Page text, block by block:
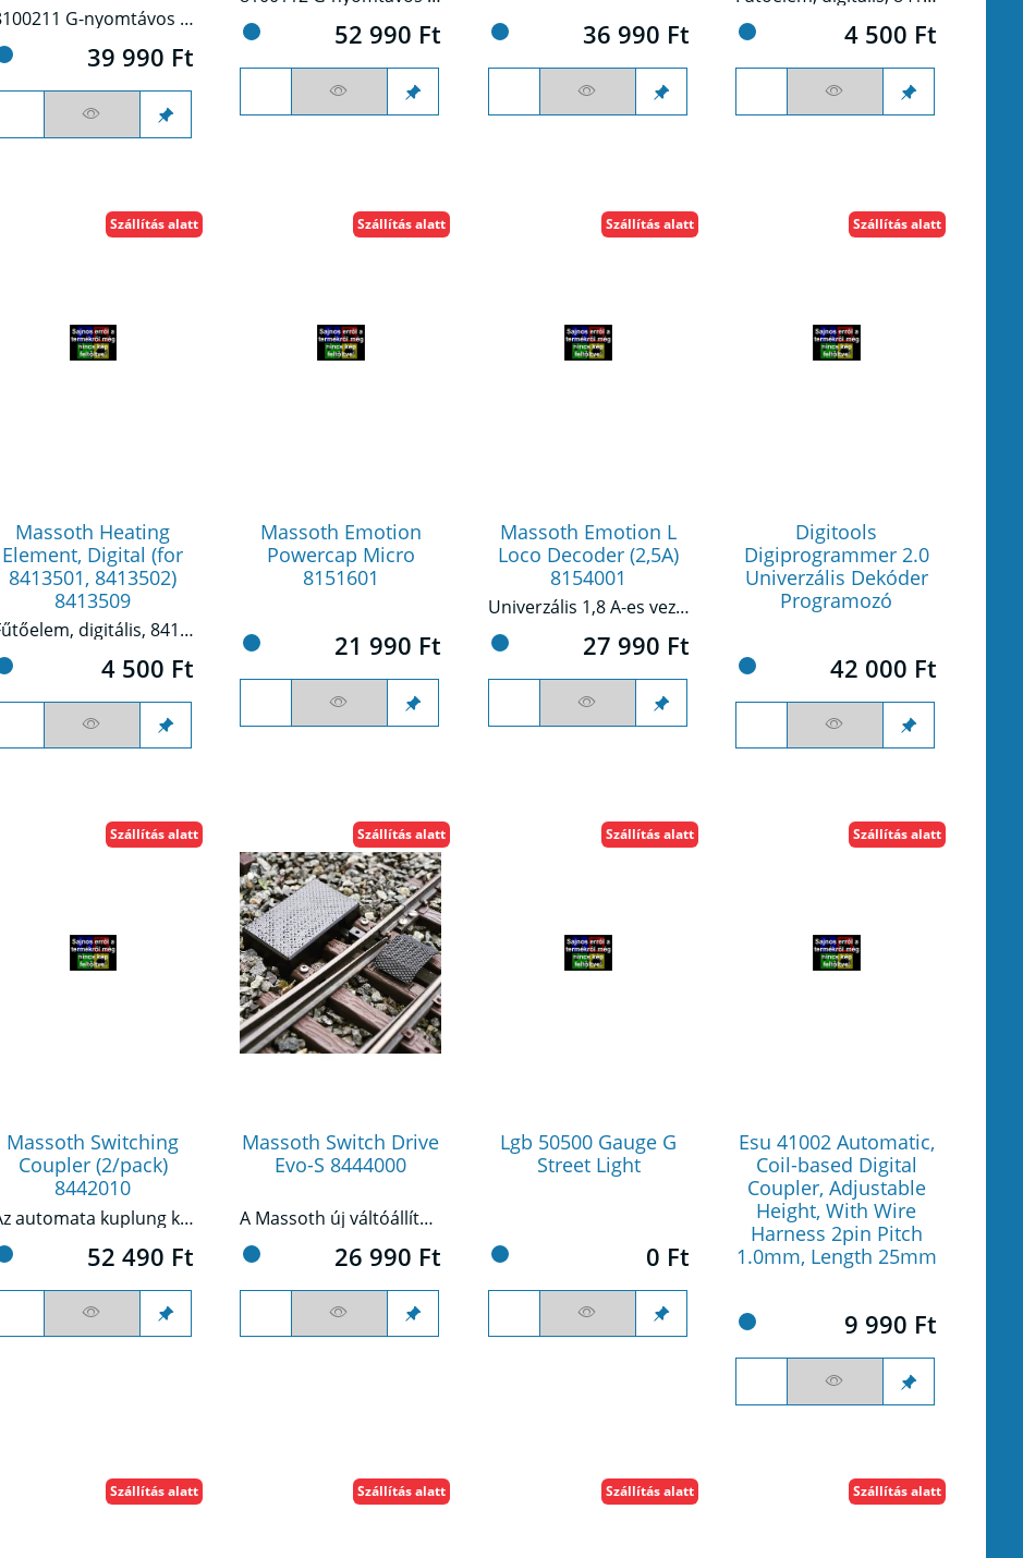
8100211 G-nyomtávos síncsatlakozó (50db/csomag)
39 990 Ft
52 990 Ft 36 990 Ft 4 500 Ft
Massoth Heating
Element, Digital (for
8413501, 8413502)
8413509
Fűtőelem, digitális, 8413501-hez
Szállítás alatt
4 500 Ft
Massoth Emotion
Powercap Micro
8151601
Szállítás alatt
21 990 Ft
Massoth Emotion L
Loco Decoder (2,5A)
8154001
Univerzális 1,8 A-es vezetési dekóder 8 funkciós kimenettel lámpák és egyéb fogyasztók kapcsolásához, valamint integrált szervovezérléssel.
Szállítás alatt
27 990 Ft
Digitools
Digiprogrammer 2.0
Univerzális Dekóder
Programozó
Szállítás alatt
42 000 Ft
Massoth Switching
Coupler (2/pack)
8442010
Az automata kuplung kompatibilis a klasszikus G nyomtávú kampós kuplunggal, és teljesen átdolgozott vezérlőelektronikával rendelkezik, végálláskapcsolóval, dugaszolható csatlakozókábellel, új típusú leválasztó lemezzel, valamint futólemezekkel és új kuplunghoroggal.
Szállítás alatt
52 490 Ft
Massoth Switch Drive
Evo-S 8444000
A Massoth új váltóállítóműve most először ötvözi a robusztus hajtástechnológiát számos finomítással egy olyan házkonstrukcióban, amilyen még soha nem létezett. Beépített dekóderrel!Méret: GJellemzői:- Analóg és digitális működés beépített dekóderrel- Különösen kicsi és kompakt kialakítás- Szabadonfutó funkció a váltó hasításához (kikapcsolható)- A rögzített csúcssín egyetlen CV-vel aktiválható- Rugós (visszacsapó) váltó funkció- Valódi kültéri alkalmazhatóság az innovatív házkialakításnak köszönhetően- Nincs szükség az állítási úthossz beállítására az önbeállásnak köszönhetően- Közvetlen működés, programozás nélkül- Ideális a digitális kezdőknekGyűjtők számára készült termékek, 14 évnél idősebb gyűjtőknek készült!
Szállítás alatt
26 990 Ft
Lgb 50500 Gauge G
Street Light
Szállítás alatt
0 Ft
Esu 41002 Automatic,
Coil-based Digital
Coupler, Adjustable
Height, With Wire
Harness 2pin Pitch
1.0mm, Length 25mm
Szállítás alatt
9 990 Ft
Szállítás alatt Szállítás alatt Szállítás alatt Szállítás alatt